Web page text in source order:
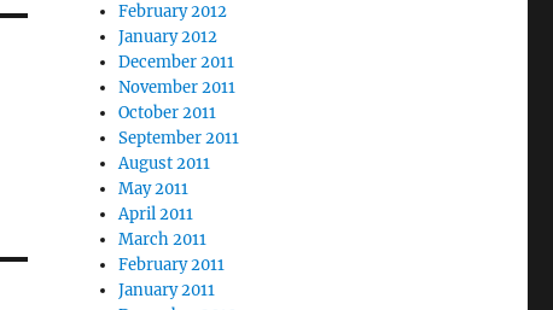
February 2012
January 2012
December 2011
November 2011
October 2011
September 2011
August 2011
May 2011
April 2011
March 2011
February 2011
January 2011